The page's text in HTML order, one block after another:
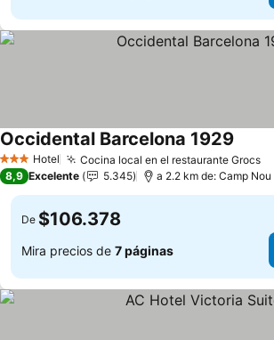
3 Estrellas
Hotel Cocina local en el restaurante Grocs
Occidental Barcelona 1929
8,9 Excelente 5.345 a 2.2 km de: Camp Nou
De $106.378
Mira precios de 7 páginas